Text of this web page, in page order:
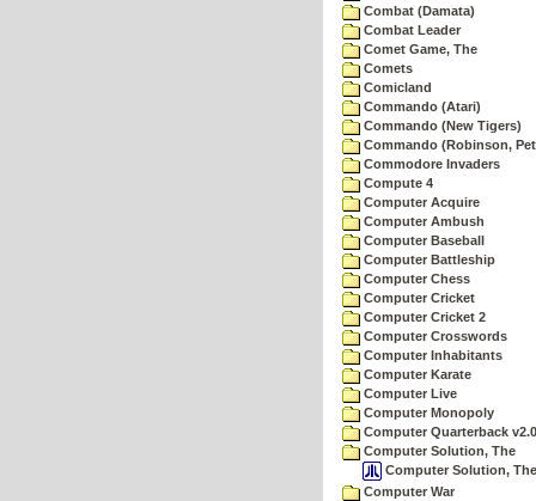
Combat (Damata)
Combat Leader
Comet Game, The
Comets
Comicland
Commando (Atari)
Commando (New Tigers)
Commando (Robinson,
Commodore Invaders
Compute 4
Computer Acquire
Computer Ambush
Computer Baseball
Computer Battleship
Computer Chess
Computer Cricket
Computer Cricket 2
Computer Crosswords
Computer Inhabitants
Computer Karate
Computer Live
Computer Monopoly
Computer Quarterback v2.0
Computer Solution, The
Computer Solution,
Computer War